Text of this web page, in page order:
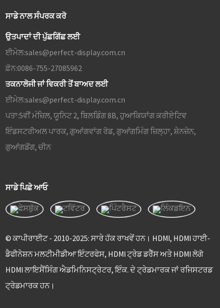
ਸਾਡੇ ਨਾਲ ਸੰਪਰਕ ਕਰੋ
ਉਤਪਾਦਾਂ ਦੀ ਪੁੱਛਗਿੱਛ ਲਈ
ਈਮੇਲ:sales@perfect-display.com.cn
ਫ਼ੋਨ:0086-755-27085962
ਤਕਨਾਲੋਜੀ ਜਾਂ ਵਿਕਰੀ ਤੋਂ ਬਾਅਦ ਲਈ
ਈਮੇਲ:sales@perfect-display.com.cn
ਪਤਾ:5ਵੀਂ ਮੰਜ਼ਿਲ, ਯੂਨਿਟ 2, ਬਿਲਡਿੰਗ 8B, ਹੁਆਕਿਯਾਂਗ ਕਰੀਏਟਿਵ
ਇੰਡਸਟਰੀਅਲ ਪਾਰਕ, ​​ਗੁਆਂਗਵਾਂਗ ਰੋਡ, ਗੁਆਂਗਮਿੰਗ ਜ਼ਿਲ੍ਹਾ, ਸ਼ੇਨਜ਼ੇਨ,
ਗੁਆਂਗਡੋਂਗ, ਚੀਨ
ਸਾਡੇ ਪਿਛੇ ਆਓ
© ਕਾਪੀਰਾਈਟ - 2010-2025: ਸਾਰੇ ਹੱਕ ਰਾਖਵੇਂ ਹਨ। HDMI, HDMI ਹਾਈ-
ਡੈਫੀਨੇਸ਼ਨ ਮਲਟੀਮੀਡੀਆ ਇੰਟਰਫੇਸ, HDMI ਟ੍ਰੇਡ ਡਰੈੱਸ ਅਤੇ HDMI ਲੋਗੋ
HDMI ਲਾਇਸੈਂਸਿੰਗ ਐਡਮਿਨਿਸਟ੍ਰੇਟਰ, ਇੰਕ. ਦੇ ਟ੍ਰੇਡਮਾਰਕ ਜਾਂ ਰਜਿਸਟਰਡ
ਟ੍ਰੇਡਮਾਰਕ ਹਨ।